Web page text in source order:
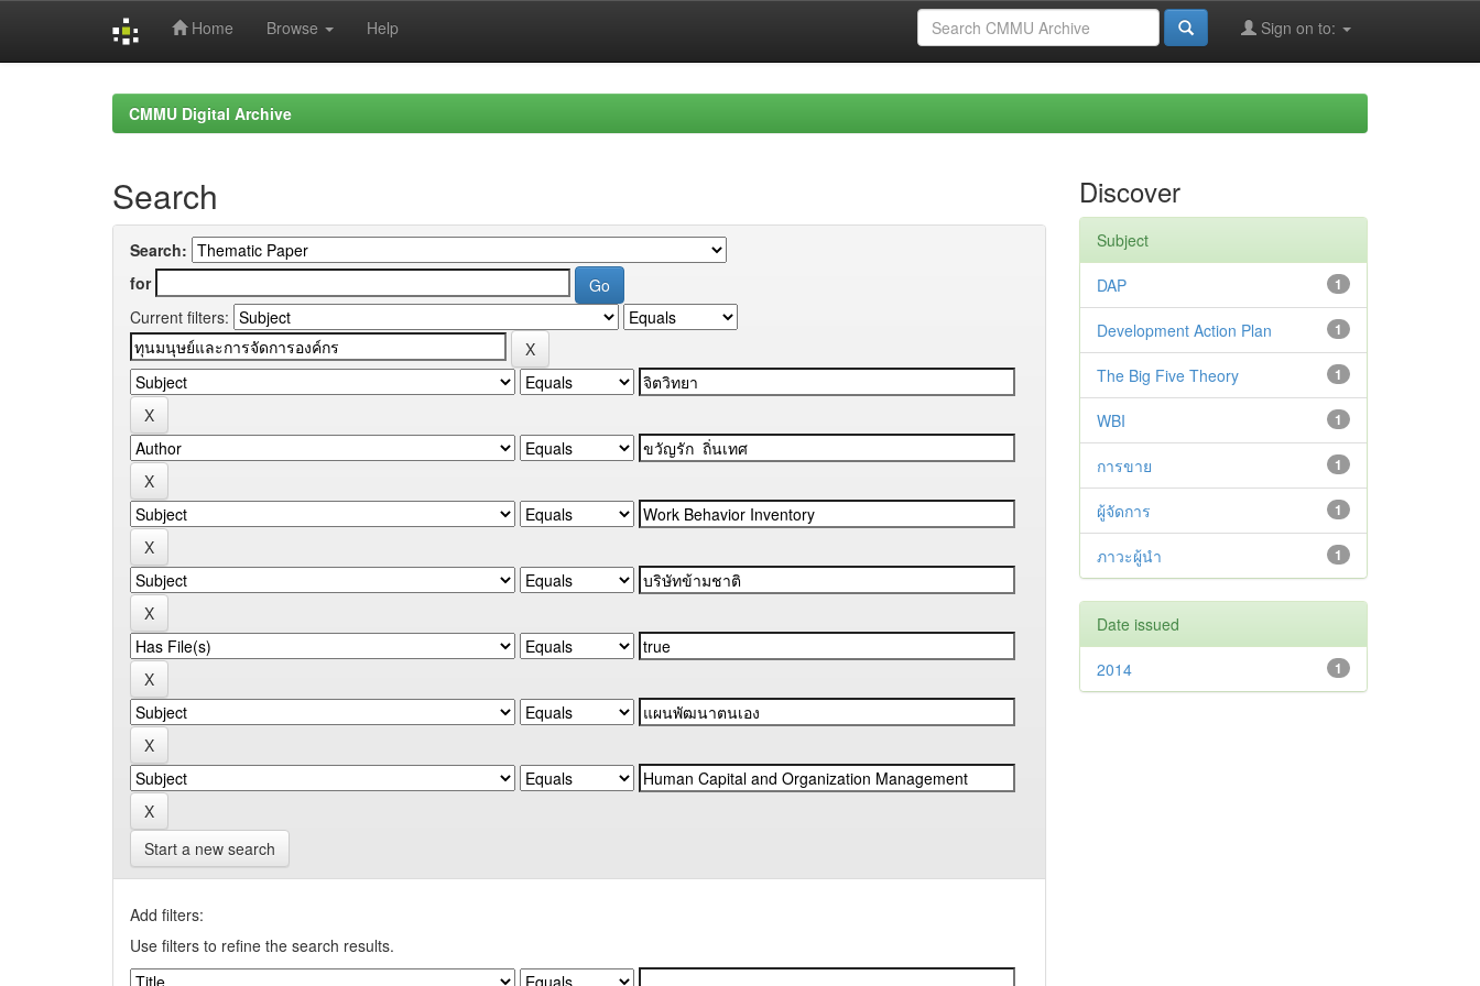
Home Browse Help Sign on to:
CMMU Digital Archive
Search
Search:
for
Current filters:
Start a new search
Add filters:
Use filters to refine the search results.
Discover
Subject
1
DAP
1
Development Action Plan
1
The Big Five Theory
1
WBI
1
การขาย
1
ผู้จัดการ
1
ภาวะผู้นำ
Date issued
1
2014